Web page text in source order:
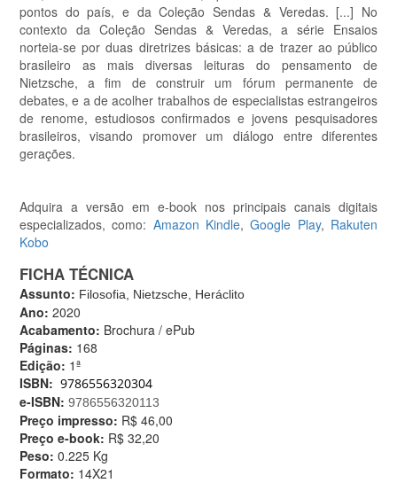
pontos do país, e da Coleção Sendas & Veredas. [...] No
contexto da Coleção Sendas & Veredas, a série Ensaios
norteia-se por duas diretrizes básicas: a de trazer ao público
brasileiro as mais diversas leituras do pensamento de
Nietzsche, a fim de construir um fórum permanente de
debates, e a de acolher trabalhos de especialistas estrangeiros
de renome, estudiosos confirmados e jovens pesquisadores
brasileiros, visando promover um diálogo entre diferentes
gerações.
Adquira a versão em e-book nos principais canais digitais
especializados, como: Amazon Kindle,Google Play, Rakuten
Kobo
FICHA TÉCNICA
Assunto: Filosofia, Nietzsche, Heráclito
Ano: 2020
Acabamento: Brochura / ePub
Páginas: 168
Edição: 1ª
ISBN: 9786556320304
e-ISBN: 9786556320113
Preço impresso: R$ 46,00
Preço e-book: R$ 32,20
Peso: 0.225 Kg
Formato: 14X21